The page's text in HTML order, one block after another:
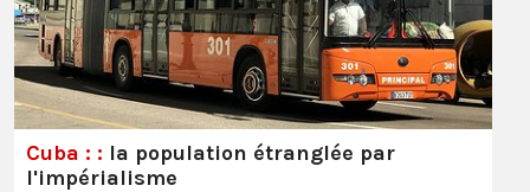
Cuba : : la population étranglée par
l'impérialisme